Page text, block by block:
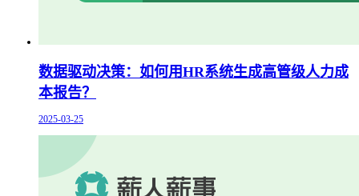
数据驱动决策：如何用HR系统生成高管级人力成
本报告？
2025-03-25